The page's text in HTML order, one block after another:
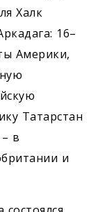
Халк
16–
Америки,
Татарстан
в
и